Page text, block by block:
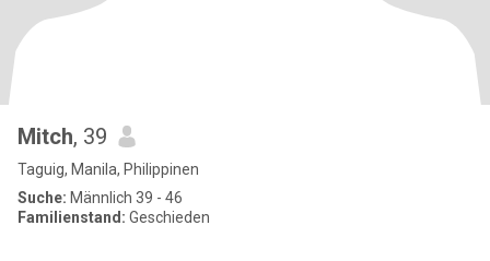
Mitch, 39
Taguig, Manila, Philippinen
Suche: Männlich 39 - 46
Familienstand: Geschieden